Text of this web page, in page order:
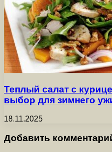
Теплый салат с
выбор для зимнего
18.11.2025
Добавить